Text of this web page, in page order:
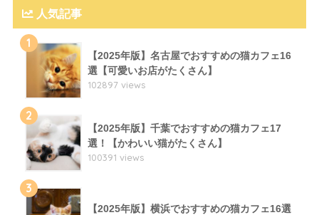
人気記事
1
【2025年版】名古屋でおすすめの猫カフェ16
選【可愛いお店がたくさん】
102897 views
2
【2025年版】千葉でおすすめの猫カフェ17
選！【かわいい猫がたくさん】
100391 views
3
【2025年版】横浜でおすすめの猫カフェ16選